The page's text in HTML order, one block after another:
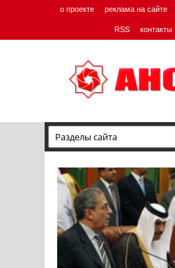
о проекте реклама на сайте
RSS контакты